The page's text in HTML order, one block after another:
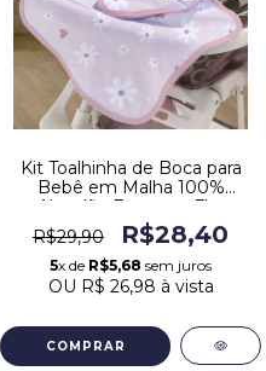
Kit Toalhinha de Boca para
Bebê em Malha 100%
Algodão Estampa Flor
Rosa
R$29,90 R$28,40
5x de R$5,68 sem juros
OU R$ 26,98 à vista